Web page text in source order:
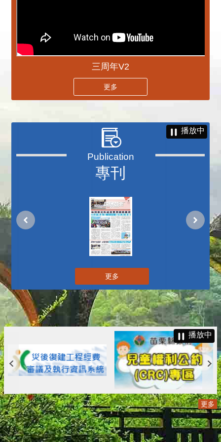
三周年V2
更多
專刊
播放中
更多
播放中
更多